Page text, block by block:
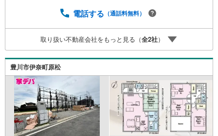
多数！中古物件をご購入の際、約70％という多くの方々が
ス用意しております。ぜひご家族そろってご来場くださ
い。・営業時間 午前9時00分～午後6時30分 （定休日:水曜
日）この時間帯はお電話でのお問い合わせがスムーズにご
案内できます。右下の電話ボタンをタッチ！もしくはお気
電話する （通話料無料）
取り扱い不動産会社をもっと見る（全2社）
豊川市伊奈町原松